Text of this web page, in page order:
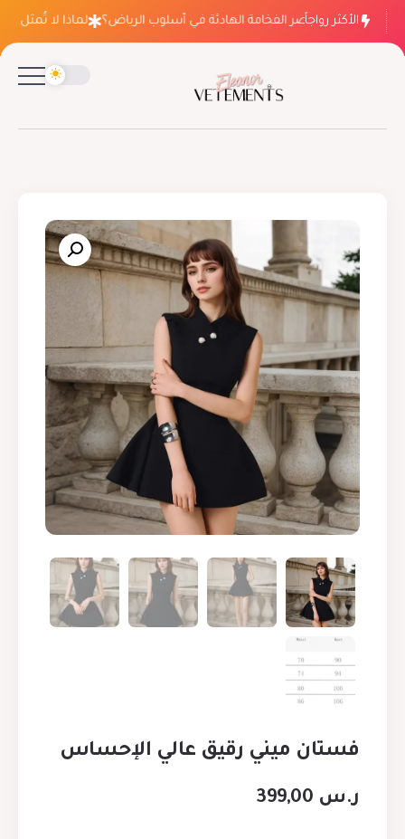
الأكثر رواجاً
لماذا ينتصر الفخامة الهادئة في أسلوب الرياض؟ لماذا لا تُمثل
فستان ميني رقيق عالي الإحساس
ر.س